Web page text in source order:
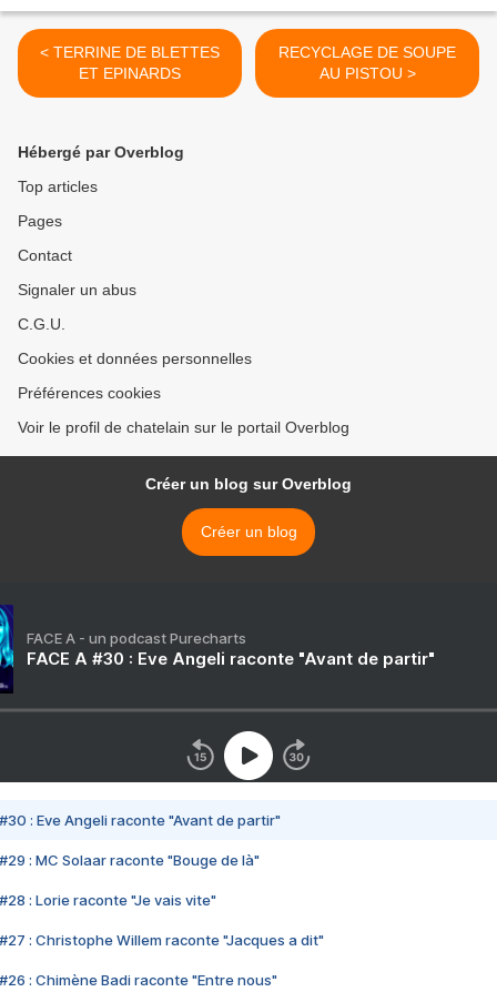
< TERRINE DE BLETTES
ET EPINARDS
RECYCLAGE DE SOUPE
AU PISTOU >
Hébergé par Overblog
Top articles
Pages
Contact
Signaler un abus
C.G.U.
Cookies et données personnelles
Préférences cookies
Voir le profil de chatelain sur le portail Overblog
Créer un blog sur Overblog
Créer un blog
FACE A - un podcast Purecharts
FACE A #30 : Eve Angeli raconte "Avant de partir"
#30 : Eve Angeli raconte "Avant de partir"
#29 : MC Solaar raconte "Bouge de là"
#28 : Lorie raconte "Je vais vite"
#27 : Christophe Willem raconte "Jacques a dit"
#26 : Chimène Badi raconte "Entre nous"